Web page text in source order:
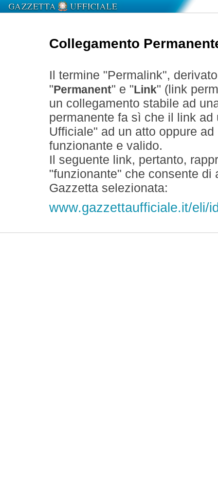
Collegamento
Il termine "Permalink",
" Permanent" e " Link" (link
un collegamento stabile ad
permanente fa sì che il link
Ufficiale" ad un atto oppure
funzionante e valido.
Il seguente link, pertanto,
"funzionante" che consente
Gazzetta selezionata:
www.gazzettaufficiale.it/eli/